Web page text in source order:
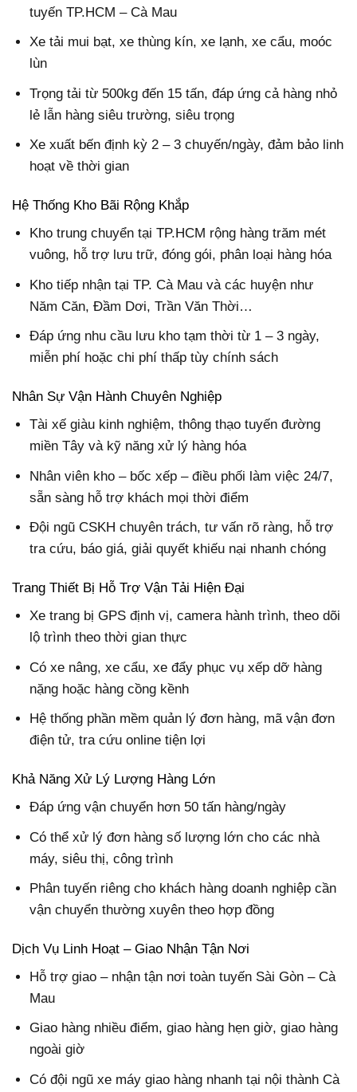
tuyến TP.HCM – Cà Mau
Xe tải mui bạt, xe thùng kín, xe lạnh, xe cẩu, moóc
lùn
Trọng tải từ 500kg đến 15 tấn, đáp ứng cả hàng nhỏ
lẻ lẫn hàng siêu trường, siêu trọng
Xe xuất bến định kỳ 2 – 3 chuyến/ngày, đảm bảo linh
hoạt về thời gian
Hệ Thống Kho Bãi Rộng Khắp
Kho trung chuyển tại TP.HCM rộng hàng trăm mét
vuông, hỗ trợ lưu trữ, đóng gói, phân loại hàng hóa
Kho tiếp nhận tại TP. Cà Mau và các huyện như
Năm Căn, Đầm Dơi, Trần Văn Thời…
Đáp ứng nhu cầu lưu kho tạm thời từ 1 – 3 ngày,
miễn phí hoặc chi phí thấp tùy chính sách
Nhân Sự Vận Hành Chuyên Nghiệp
Tài xế giàu kinh nghiệm, thông thạo tuyến đường
miền Tây và kỹ năng xử lý hàng hóa
Nhân viên kho – bốc xếp – điều phối làm việc 24/7,
sẵn sàng hỗ trợ khách mọi thời điểm
Đội ngũ CSKH chuyên trách, tư vấn rõ ràng, hỗ trợ
tra cứu, báo giá, giải quyết khiếu nại nhanh chóng
Trang Thiết Bị Hỗ Trợ Vận Tải Hiện Đại
Xe trang bị GPS định vị, camera hành trình, theo dõi
lộ trình theo thời gian thực
Có xe nâng, xe cẩu, xe đẩy phục vụ xếp dỡ hàng
nặng hoặc hàng cồng kềnh
Hệ thống phần mềm quản lý đơn hàng, mã vận đơn
điện tử, tra cứu online tiện lợi
Khả Năng Xử Lý Lượng Hàng Lớn
Đáp ứng vận chuyển hơn 50 tấn hàng/ngày
Có thể xử lý đơn hàng số lượng lớn cho các nhà
máy, siêu thị, công trình
Phân tuyến riêng cho khách hàng doanh nghiệp cần
vận chuyển thường xuyên theo hợp đồng
Dịch Vụ Linh Hoạt – Giao Nhận Tận Nơi
Hỗ trợ giao – nhận tận nơi toàn tuyến Sài Gòn – Cà
Mau
Giao hàng nhiều điểm, giao hàng hẹn giờ, giao hàng
ngoài giờ
Có đội ngũ xe máy giao hàng nhanh tại nội thành Cà